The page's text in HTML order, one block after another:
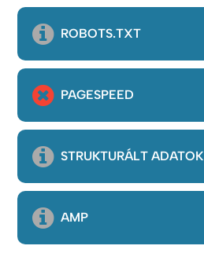
ROBOTS.TXT
PAGESPEED
STRUKTURÁLT ADATOK
AMP